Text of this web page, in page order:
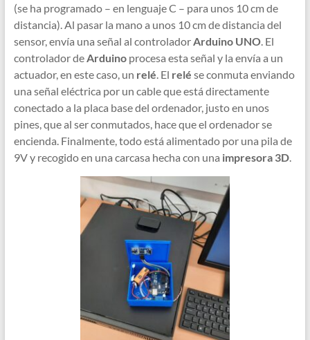
(se ha programado – en lenguaje C – para unos 10 cm de
distancia). Al pasar la mano a unos 10 cm de distancia del
sensor, envía una señal al controlador Arduino UNO. El
controlador de Arduinoprocesa esta señal y la envía a un
actuador, en este caso, un relé . El relé se conmuta enviando
una señal eléctrica por un cable que está directamente
conectado a la placa base del ordenador, justo en unos
pines, que al ser conmutados, hace que el ordenador se
encienda. Finalmente, todo está alimentado por una pila de
9V y recogido en una carcasa hecha con una impresora 3D.